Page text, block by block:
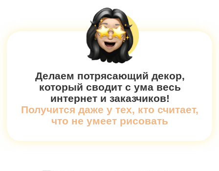
на мастер-классе:
Именной сертификат
об участии в мастер-
классе